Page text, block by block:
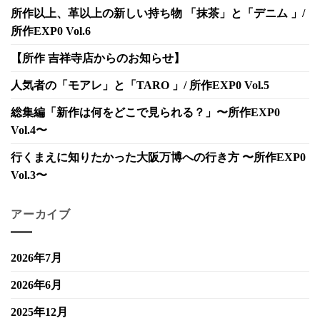
所作以上、革以上の新しい持ち物 「抹茶」と「デニム 」/
所作EXP0 Vol.6
【所作 吉祥寺店からのお知らせ】
人気者の「モアレ」と「TARO 」/ 所作EXP0 Vol.5
総集編「新作は何をどこで見られる？」〜所作EXP0
Vol.4〜
行くまえに知りたかった大阪万博への行き方 〜所作EXP0
Vol.3〜
アーカイブ
2026年7月
2026年6月
2025年12月